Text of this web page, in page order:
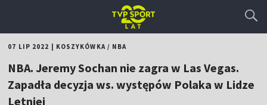
07 LIP 2022 KOSZYKÓWKA/ NBA
NBA. Jeremy Sochan nie zagra w Las Vegas.
Zapadła decyzja ws. występów Polaka w Lidze
Letniej